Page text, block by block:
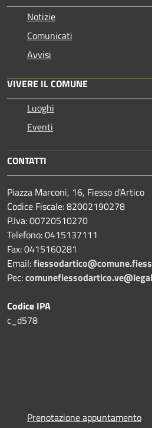
Notizie
Comunicati
Avvisi
VIVERE IL COMUNE
Luoghi
Eventi
CONTATTI
Piazza Marconi, 16, Fiesso d'Artico
Codice Fiscale: 82002190278
P.Iva: 00720510270
Telefono:0415137111
Fax:0415160281
Email:
Pec:
Codice IPA
c_d578
Prenotazione appuntamento